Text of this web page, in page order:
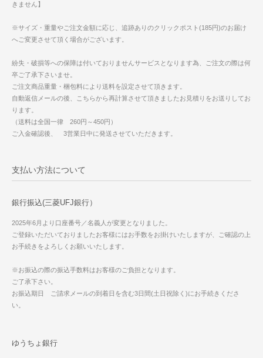
きません】
※サイズ・重量やご注文金額に応じ、追跡ありのクリックポスト(185円)のお届け
へご変更させて頂く場合がございます。
紛失・破損等への保障は付いておりませんサービスとなります為、ご注文の際は何
卒ご了承下さいませ。
ご注文商品重量・梱包料により送料を設定させて頂きます。
自動返信メールの後、こちらから再計算させて頂きましたお見積りをお送りしてお
ります。
（送料は全国一律 260円～450円）
ご入金確認後、 3営業日中に発送させていただきます。
支払い方法について
銀行振込(三菱UFJ銀行）
2025年6月より口座番号／名義人が変更となりました。
ご登録いただいておりましたお客様にはお手数をお掛けいたしますが、ご確認の上
お手続きをよろしくお願いいたします。
※お振込の際の振込手数料はお客様のご負担となります。
ご了承下さい。
お振込期日 ご請求メールの到着日を含む3日間(土日祝除く)にお手続きくださ
い。
ゆうちょ銀行